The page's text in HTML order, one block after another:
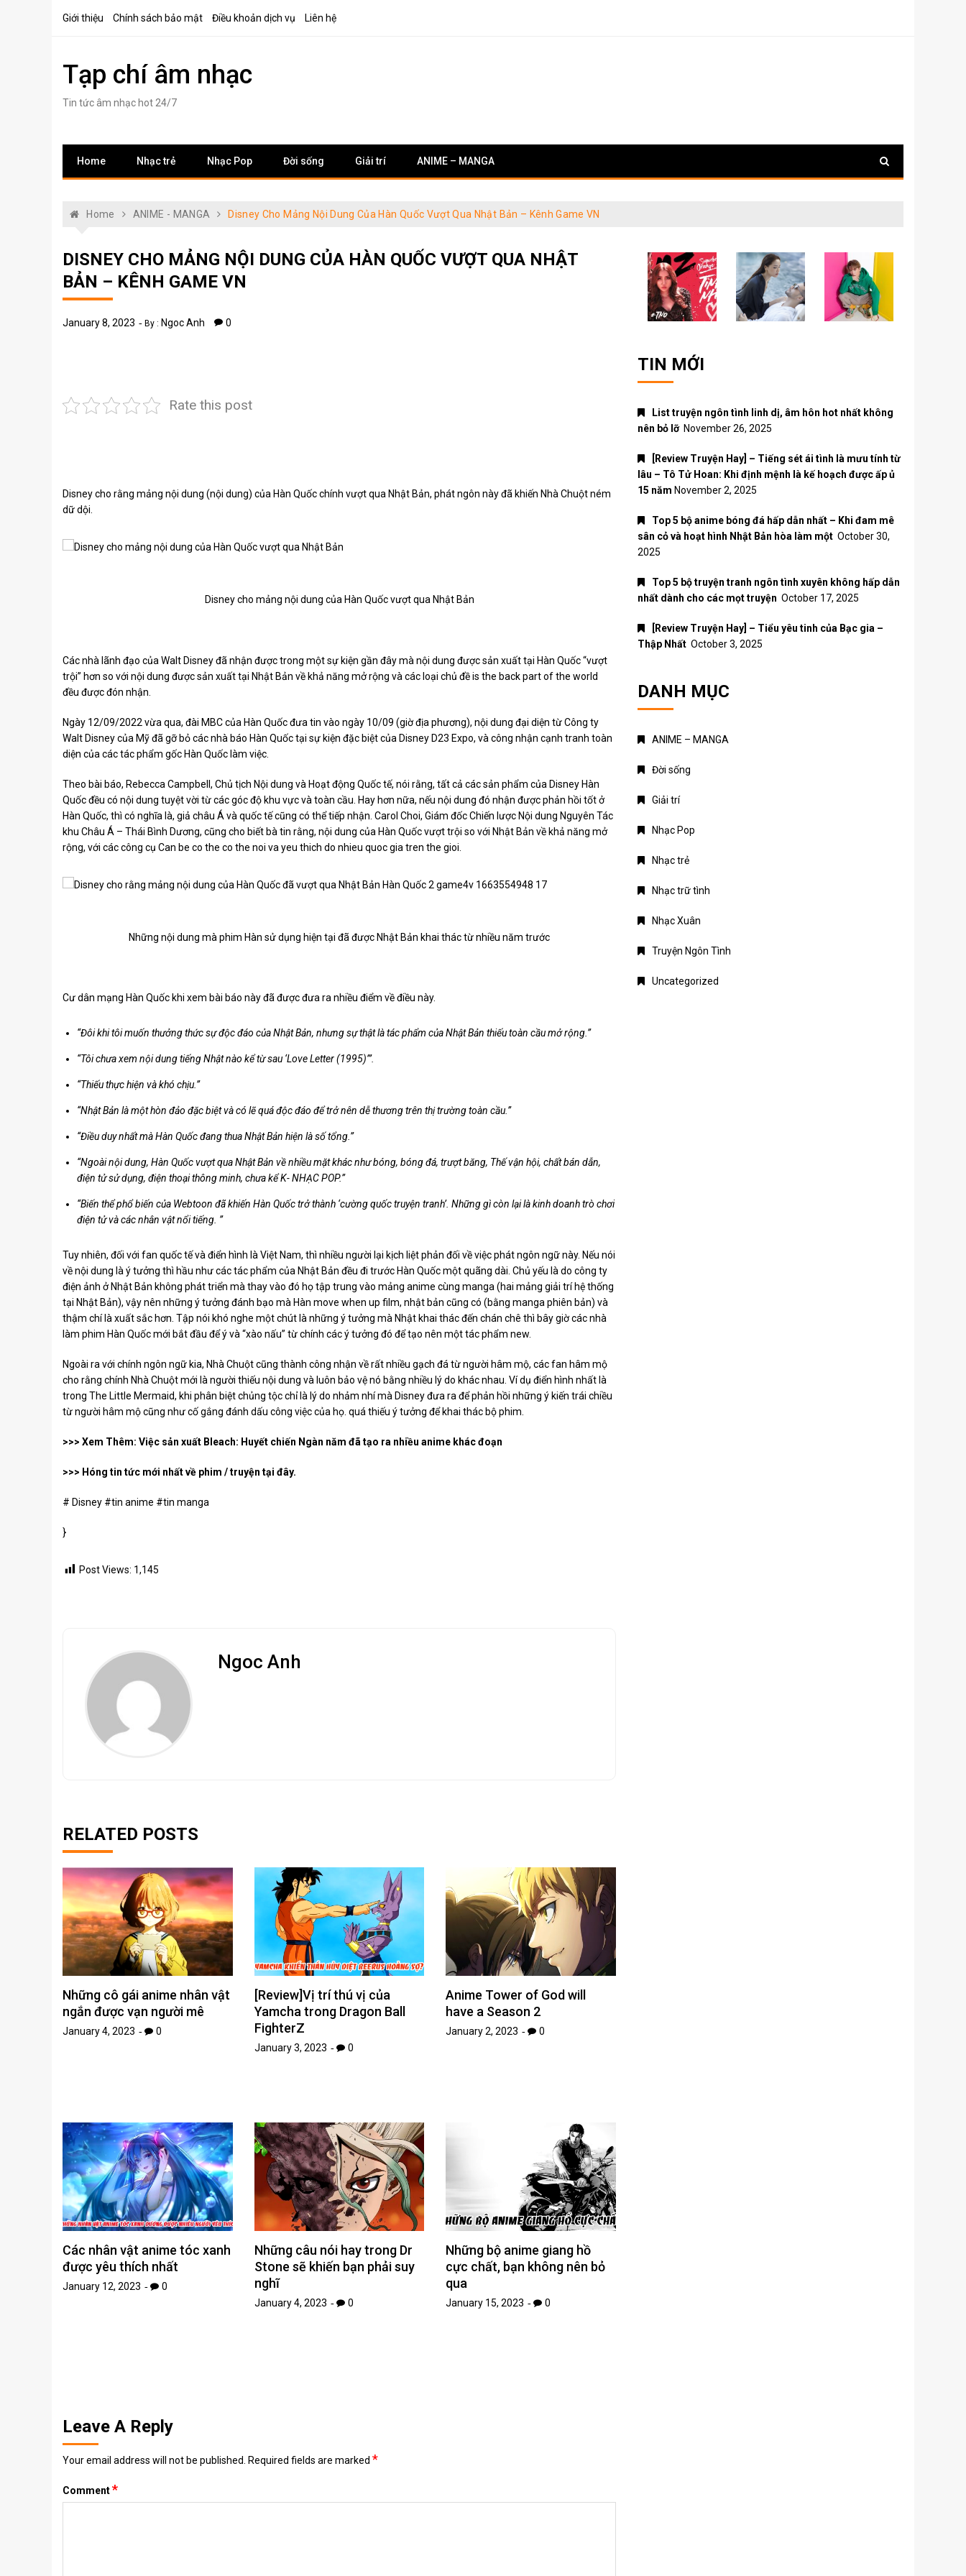
Giới thiệu Chính sách bảo mật Điều khoản dịch vụ Liên hệ
Tạp chí âm nhạc
Tin tức âm nhạc hot 24/7
Home Nhạc trẻ Nhạc Pop Đời sống Giải trí ANIME – MANGA
Home ANIME - MANGA Disney Cho Mảng Nội Dung Của Hàn Quốc Vượt Qua Nhật Bản – Kênh Game VN
DISNEY CHO MẢNG NỘI DUNG CỦA HÀN QUỐC VƯỢT QUA NHẬT
BẢN – KÊNH GAME VN
January 8, 2023 By : Ngoc Anh 0
Rate this post
Disney cho rằng mảng nội dung (nội dung) của Hàn Quốc chính vượt qua Nhật Bản, phát ngôn này đã khiến Nhà Chuột ném
dữ dội.
Disney cho mảng nội dung của Hàn Quốc vượt qua Nhật Bản
Các nhà lãnh đạo của Walt Disney đã nhận được trong một sự kiện gần đây mà nội dung được sản xuất tại Hàn Quốc “vượt
trội” hơn so với nội dung được sản xuất tại Nhật Bản về khả năng mở rộng và các loại chủ đề is the back part of the world
đều được đón nhận.
Ngày 12/09/2022 vừa qua, đài MBC của Hàn Quốc đưa tin vào ngày 10/09 (giờ địa phương), nội dung đại diện từ Công ty
Walt Disney của Mỹ đã gỡ bỏ các nhà báo Hàn Quốc tại sự kiện đặc biệt của Disney D23 Expo, và công nhận cạnh tranh toàn
diện của các tác phẩm gốc Hàn Quốc làm việc.
Theo bài báo, Rebecca Campbell, Chủ tịch Nội dung và Hoạt động Quốc tế, nói rằng, tất cả các sản phẩm của Disney Hàn
Quốc đều có nội dung tuyệt vời từ các góc độ khu vực và toàn cầu. Hay hơn nữa, nếu nội dung đó nhận được phản hồi tốt ở
Hàn Quốc, thì có nghĩa là, giả châu Á và quốc tế cũng có thể tiếp nhận. Carol Choi, Giám đốc Chiến lược Nội dung Nguyên Tác
khu Châu Á – Thái Bình Dương, cũng cho biết bà tin rằng, nội dung của Hàn Quốc vượt trội so với Nhật Bản về khả năng mở
rộng, với các công cụ Can be co the co the noi va yeu thich do nhieu quoc gia tren the gioi.
Những nội dung mà phim Hàn sử dụng hiện tại đã được Nhật Bản khai thác từ nhiều năm trước
Cư dân mạng Hàn Quốc khi xem bài báo này đã được đưa ra nhiều điểm về điều này.
“Đôi khi tôi muốn thưởng thức sự độc đáo của Nhật Bản, nhưng sự thật là tác phẩm của Nhật Bản thiếu toàn cầu mở rộng.”
“Tôi chưa xem nội dung tiếng Nhật nào kể từ sau ‘Love Letter (1995)’”.
“Thiếu thực hiện và khó chịu.”
“Nhật Bản là một hòn đảo đặc biệt và có lẽ quá độc đáo để trở nên dễ thương trên thị trường toàn cầu.”
“Điều duy nhất mà Hàn Quốc đang thua Nhật Bản hiện là số tổng.”
“Ngoài nội dung, Hàn Quốc vượt qua Nhật Bản về nhiều mặt khác như bóng, bóng đá, trượt băng, Thế vận hội, chất bán dẫn,
điện tử sử dụng, điện thoại thông minh, chưa kể K- NHẠC POP.”
“Biến thể phổ biến của Webtoon đã khiến Hàn Quốc trở thành ‘cường quốc truyện tranh’. Những gì còn lại là kinh doanh trò chơi
điện tử và các nhân vật nổi tiếng. ”
Tuy nhiên, đối với fan quốc tế và điển hình là Việt Nam, thì nhiều người lại kịch liệt phản đối về việc phát ngôn ngữ này. Nếu nói
về nội dung là ý tưởng thì hầu như các tác phẩm của Nhật Bản đều đi trước Hàn Quốc một quãng dài. Chủ yếu là do công ty
điện ảnh ở Nhật Bản không phát triển mà thay vào đó họ tập trung vào mảng anime cùng manga (hai mảng giải trí hệ thống
tại Nhật Bản), vậy nên những ý tưởng đánh bạo mà Hàn move when up film, nhật bản cũng có (bằng manga phiên bản) và
thậm chí là xuất sắc hơn. Tập nói khó nghe một chút là những ý tưởng mà Nhật khai thác đến chán chê thì bây giờ các nhà
làm phim Hàn Quốc mới bắt đầu để ý và “xào nấu” từ chính các ý tưởng đó để tạo nên một tác phẩm new.
Ngoài ra với chính ngôn ngữ kia, Nhà Chuột cũng thành công nhận về rất nhiều gạch đá từ người hâm mộ, các fan hâm mộ
cho rằng chính Nhà Chuột mới là người thiếu nội dung và luôn bảo vệ nó bằng nhiều lý do khác nhau. Ví dụ điển hình nhất là
trong The Little Mermaid, khi phân biệt chủng tộc chỉ là lý do nhảm nhí mà Disney đưa ra để phản hồi những ý kiến ​​trái chiều
từ người hâm mộ cũng như cố gắng đánh dấu công việc của họ. quá thiếu ý tưởng để khai thác bộ phim.
>>> Xem Thêm: Việc sản xuất Bleach: Huyết chiến Ngàn năm đã tạo ra nhiều anime khác đoạn
>>> Hóng tin tức mới nhất về phim / truyện tại đây.
# Disney #tin anime #tin manga
}
Post Views: 1,145
Ngoc Anh
RELATED POSTS
Những cô gái anime nhân vật
ngắn được vạn người mê
January 4, 2023 0
[Review]Vị trí thú vị của
Yamcha trong Dragon Ball
FighterZ
January 3, 2023 0
Anime Tower of God will
have a Season 2
January 2, 2023 0
Các nhân vật anime tóc xanh
được yêu thích nhất
January 12, 2023 0
Những câu nói hay trong Dr
Stone sẽ khiến bạn phải suy
nghĩ
January 4, 2023 0
Những bộ anime giang hồ
cực chất, bạn không nên bỏ
qua
January 15, 2023 0
Leave A Reply
Your email address will not be published. Required fields are marked *
Comment*
TIN MỚI
List truyện ngôn tình linh dị, âm hôn hot nhất không
nên bỏ lỡ November 26, 2025
[Review Truyện Hay] – Tiếng sét ái tình là mưu tính từ
lâu – Tô Tử Hoan: Khi định mệnh là kế hoạch được ấp ủ
15 năm November 2, 2025
Top 5 bộ anime bóng đá hấp dẫn nhất – Khi đam mê
sân cỏ và hoạt hình Nhật Bản hòa làm một October 30,
2025
Top 5 bộ truyện tranh ngôn tình xuyên không hấp dẫn
nhất dành cho các mọt truyện October 17, 2025
[Review Truyện Hay] – Tiểu yêu tinh của Bạc gia –
Thập Nhất October 3, 2025
DANH MỤC
ANIME – MANGA
Đời sống
Giải trí
Nhạc Pop
Nhạc trẻ
Nhạc trữ tình
Nhạc Xuân
Truyện Ngôn Tình
Uncategorized